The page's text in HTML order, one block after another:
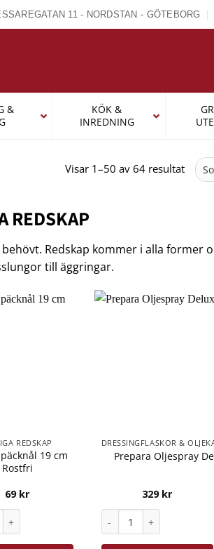
11 - NORDSTAN - GÖTEBORG
&
KÖK &
INREDNING
Visar 1–50 av 64 resultat
efter
REDSKAP
Redskap kommer i alla former
till äggringar.
REDSKAP
19 cm
Rostfri
69 kr
DRESSINGFLASKOR &
Prepara Oljespray
329 kr